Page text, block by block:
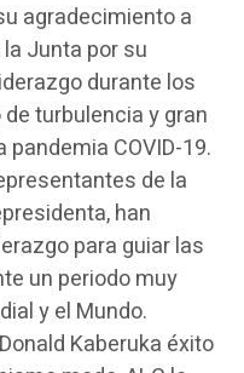
agradecimiento a
Junta por su
durante los
turbulencia y gran
COVID-19.
de la
han
para guiar las
un periodo muy
y el Mundo.
Kaberuka éxito